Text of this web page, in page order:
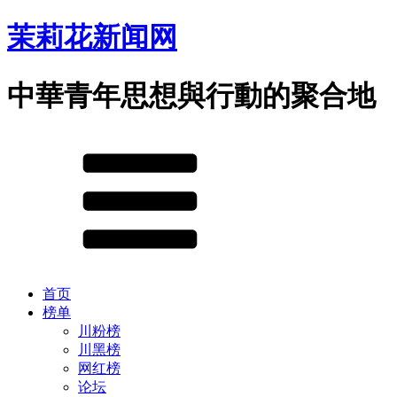
茉莉花新闻网
中華青年思想與行動的聚合地
首页
榜单
川粉榜
川黑榜
网红榜
论坛